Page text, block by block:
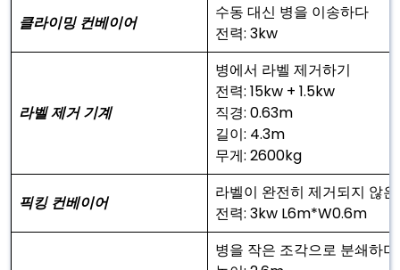
클라이밍 컨베이어
수동 대신 병을 이송하다
전력: 3kw
라벨 제거 기계
병에서 라벨 제거하기
전력: 15kw + 1.5kw
직경: 0.63m
길이: 4.3m
무게: 2600kg
픽킹 컨베이어
라벨이 완전히 제거되지 않
전력: 3kw L6m*W0.6m
병을 작은 조각으로 분쇄하